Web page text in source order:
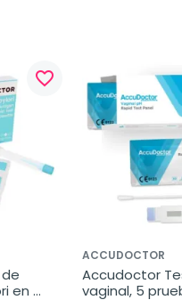
favorite_border
en
ACCUDOCTOR
Accudoctor
vaginal, 5